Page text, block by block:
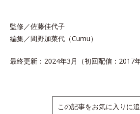
監修／佐藤佳代子
編集／間野加菜代（Cumu）
最終更新：2024年3月（初回配信：2017年
この記事をお気に入りに